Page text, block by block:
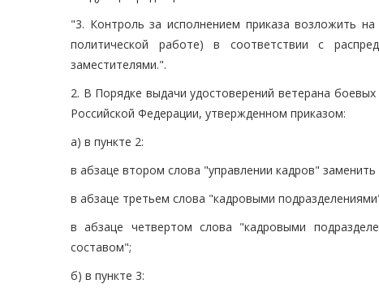
"3. Контроль за исполнением приказа возложить
политической работе) в соответствии с
заместителями.".
2. В Порядке выдачи удостоверений ветерана
Российской Федерации, утвержденном приказом:
а) в пункте 2:
в абзаце втором слова "управлении кадров"
в абзаце третьем слова "кадровыми
в абзаце четвертом слова "кадровыми
составом";
б) в пункте 3: